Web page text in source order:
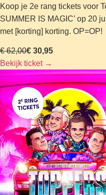
Koop je 2e rang tickets voor
SUMMER IS MAGIC’ op 20
met [korting] korting. OP=OP!
€ 62,00€ 30,95
Bekijk ticket →